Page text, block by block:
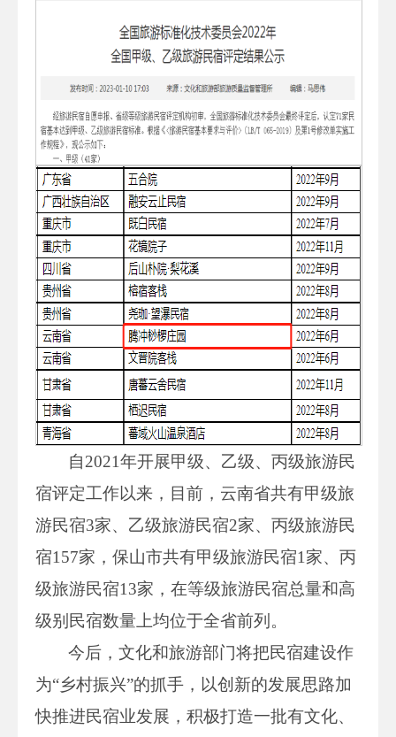
自2021年开展甲级、乙级、丙级旅游民
宿评定工作以来，目前，云南省共有甲级旅
游民宿3家、乙级旅游民宿2家、丙级旅游民
宿157家，保山市共有甲级旅游民宿1家、丙
级旅游民宿13家，在等级旅游民宿总量和高
级别民宿数量上均位于全省前列。
今后，文化和旅游部门将把民宿建设作
为“乡村振兴”的抓手，以创新的发展思路加
快推进民宿业发展，积极打造一批有文化、